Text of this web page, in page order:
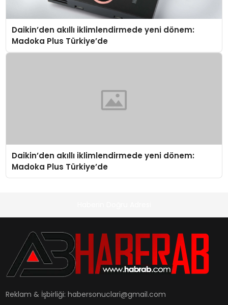
Daikin’den akıllı iklimlendirmede yeni dönem:
Madoka Plus Türkiye’de
Daikin’den akıllı iklimlendirmede yeni dönem:
Madoka Plus Türkiye’de
Reklam & İşbirliği:habersonuclari@gmail.com